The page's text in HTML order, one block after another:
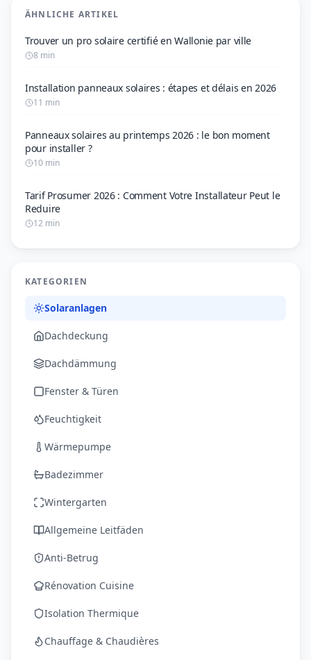
ÄHNLICHE ARTIKEL
Trouver un pro solaire certifié en Wallonie par ville
8 min
Installation panneaux solaires : étapes et délais en 2026
11 min
Panneaux solaires au printemps 2026 : le bon moment
pour installer ?
10 min
Tarif Prosumer 2026 : Comment Votre Installateur Peut le
Reduire
12 min
KATEGORIEN
Solaranlagen
Dachdeckung
Dachdämmung
Fenster & Türen
Feuchtigkeit
Wärmepumpe
Badezimmer
Wintergarten
Allgemeine Leitfäden
Anti-Betrug
Rénovation Cuisine
Isolation Thermique
Chauffage & Chaudières